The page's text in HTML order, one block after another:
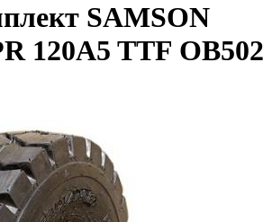
SAMSON
120A5 TTF OB502